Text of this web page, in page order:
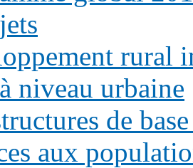
rural
niveau urbaine
de
aux